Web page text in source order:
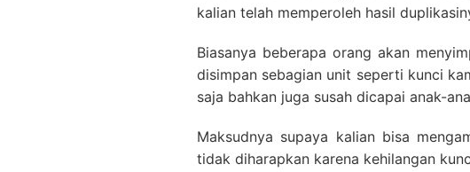
kalian telah memperoleh hasil
Biasanya beberapa orang akan
disimpan sebagian unit seperti kunci
saja bahkan juga susah dicapai anak-
Maksudnya supaya kalian bisa
tidak diharapkan karena kehilangan